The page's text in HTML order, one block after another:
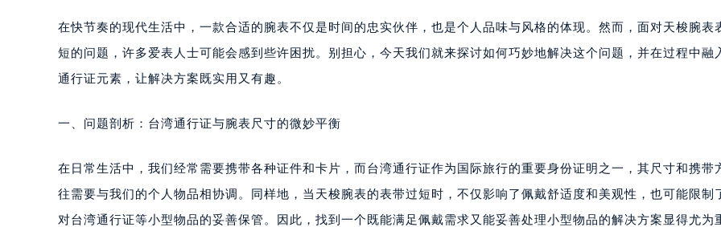
在快节奏的现代生活中，一款合适的腕表不仅是时间的忠实伙伴，也是个人品味与风格的体现。然而，面对天梭腕表
短的问题，许多爱表人士可能会感到些许困扰。别担心，今天我们就来探讨如何巧妙地解决这个问题，并在过程中融
通行证元素，让解决方案既实用又有趣。
一、问题剖析：台湾通行证与腕表尺寸的微妙平衡
在日常生活中，我们经常需要携带各种证件和卡片，而台湾通行证作为国际旅行的重要身份证明之一，其尺寸和携带
往需要与我们的个人物品相协调。同样地，当天梭腕表的表带过短时，不仅影响了佩戴舒适度和美观性，也可能限制
对台湾通行证等小型物品的妥善保管。因此，找到一个既能满足佩戴需求又能妥善处理小型物品的解决方案显得尤为